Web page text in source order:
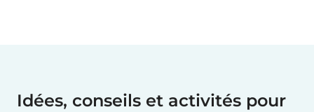
Idées, conseils et activités pour